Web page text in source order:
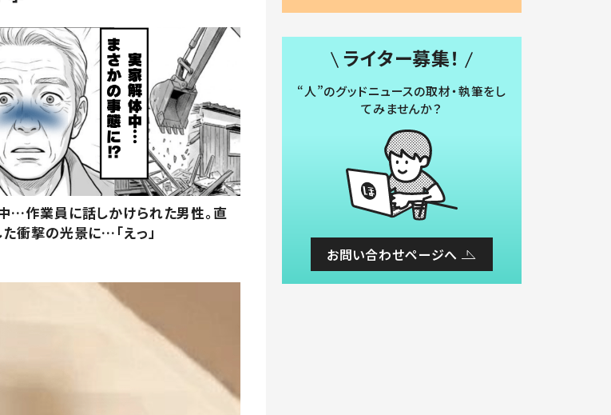
…作業員に話しかけられた男性。直
た衝撃の光景に…「えっ」
ライター募集！
“人”のグッドニュースの取材・執筆をし
てみませんか？
お問い合わせページへ